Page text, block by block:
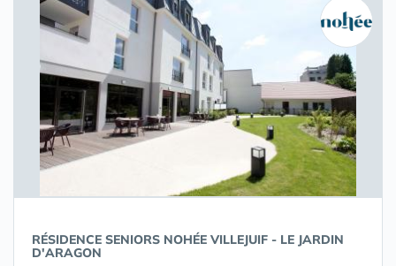
RÉSIDENCE SENIORS NOHÉE VILLEJUIF - LE JARDIN
D'ARAGON